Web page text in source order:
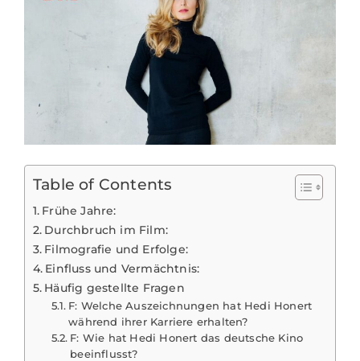
Table of Contents
Frühe Jahre:
Durchbruch im Film:
Filmografie und Erfolge:
Einfluss und Vermächtnis:
Häufig gestellte Fragen
F: Welche Auszeichnungen hat Hedi Honert
während ihrer Karriere erhalten?
F: Wie hat Hedi Honert das deutsche Kino
beeinflusst?